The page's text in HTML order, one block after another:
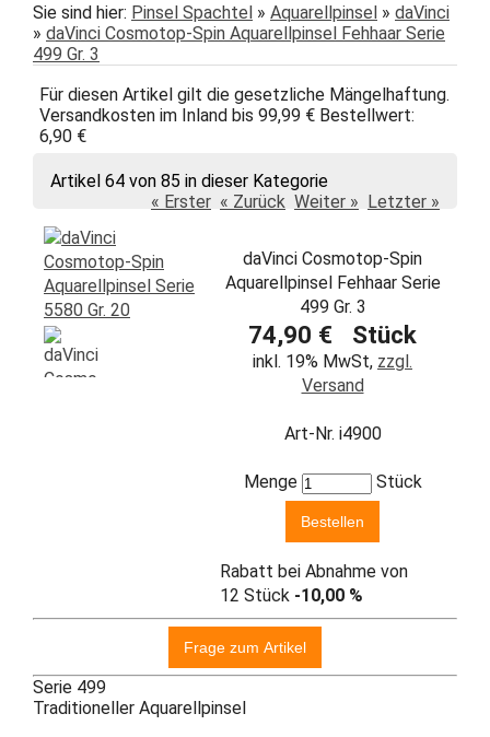
Sie sind hier: Pinsel Spachtel » Aquarellpinsel » daVinci
» daVinci Cosmotop-Spin Aquarellpinsel Fehhaar Serie
499 Gr. 3
Für diesen Artikel gilt die gesetzliche Mängelhaftung.
Versandkosten im Inland bis 99,99 € Bestellwert:
6,90 €
Artikel 64 von 85 in dieser Kategorie
« Erster « Zurück Weiter » Letzter »
daVinci Cosmotop-Spin
Aquarellpinsel Fehhaar Serie
499 Gr. 3
74,90 € Stück
inkl. 19% MwSt, zzgl.
Versand
Art-Nr. i4900
Menge Stück
Rabatt bei Abnahme von
12 Stück -10,00 %
Serie 499
Traditioneller Aquarellpinsel